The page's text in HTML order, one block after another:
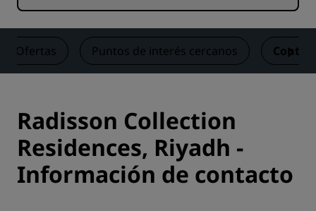
Ofertas Puntos de interés cercanos
Radisson Collection
Residences, Riyadh -
Información de contacto